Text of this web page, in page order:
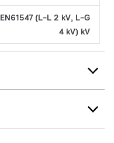
EN61547 (L-L 2 kV, L-G
4 kV) kV